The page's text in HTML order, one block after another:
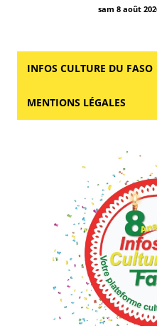
sam 8 août
INFOS CULTURE DU FASO
MENTIONS LÉGALES